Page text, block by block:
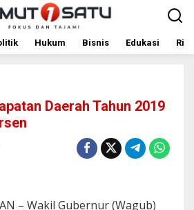
Hukum Bisnis Edukasi
Daerah Tahun 2019
– Wakil Gubernur (Wagub)